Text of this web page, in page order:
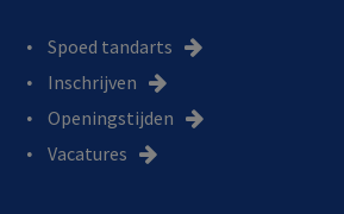
Spoed tandarts
Inschrijven
Openingstijden
Vacatures